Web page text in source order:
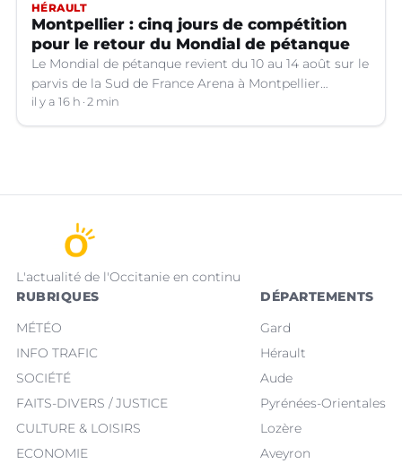
HÉRAULT
Montpellier : cinq jours de compétition
pour le retour du Mondial de pétanque
Le Mondial de pétanque revient du 10 au 14 août sur le
parvis de la Sud de France Arena à Montpellier
(Hérault).
il y a 16 h 2 min
L'actualité de l'Occitanie en continu
RUBRIQUES
MÉTÉO
INFO TRAFIC
SOCIÉTÉ
FAITS-DIVERS / JUSTICE
CULTURE & LOISIRS
ECONOMIE
DÉPARTEMENTS
Gard
Hérault
Aude
Pyrénées-Orientales
Lozère
Aveyron